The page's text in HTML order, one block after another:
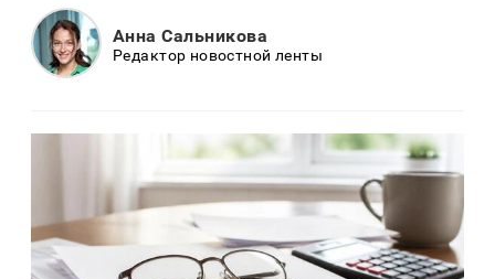
Анна Сальникова
Редактор новостной ленты